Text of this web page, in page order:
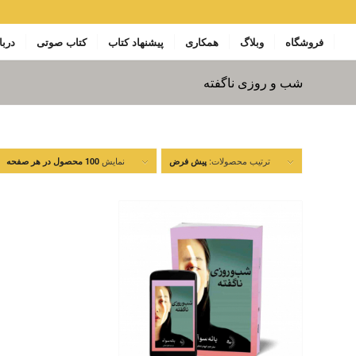
فروشگاه وبلاگ همکاری پیشنهاد کتاب کتاب صوتی
شب و روزی ناگفته
ترتیب محصولات: پیش فرض نمایش 100 محصول در هر صفحه